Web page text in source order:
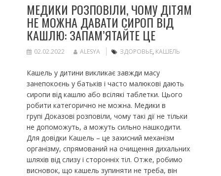
МЕДИКИ РОЗПОВІЛИ, ЧОМУ ДІТЯМ
НЕ МОЖНА ДАВАТИ СИРОП ВІД
КАШЛЮ: ЗАПАМ’ЯТАЙТЕ ЦЕ
02.02.2022 ALESYA ЗДОРОВЬЕ, КАШЕЛЬ
Кашель у дитини викликає завжди масу
занепокоєнь у батьків і часто малюкові дають
сиропи від кашлю або всілякі таблетки. Цього
робити категорично не можна. Медики в
групі Доказові розповіли, чому такі дії не тільки
не допоможуть, а можуть сильно нашкодити.
Для довідки Кашель – це захисний механізм
організму, спрямований на очищення дихальних
шляхів від слизу і сторонніх тіл. Отже, робимо
висновок, що кашель зупиняти не треба, він